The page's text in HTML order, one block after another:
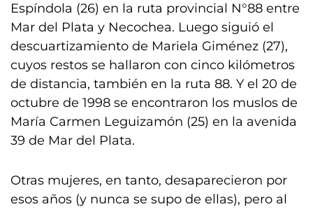
Espíndola (26) en la ruta provincial N°88 entre
Mar del Plata y Necochea. Luego siguió el
descuartizamiento de Mariela Giménez (27),
cuyos restos se hallaron con cinco kilómetros
de distancia, también en la ruta 88. Y el 20 de
octubre de 1998 se encontraron los muslos de
María Carmen Leguizamón (25) en la avenida
39 de Mar del Plata.
Otras mujeres, en tanto, desaparecieron por
esos años (y nunca se supo de ellas), pero al